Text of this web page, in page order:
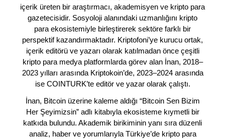
içerik üreten bir araştırmacı, akademisyen ve kripto para
gazetecisidir. Sosyoloji alanındaki uzmanlığını kripto
para ekosistemiyle birleştirerek sektöre farklı bir
perspektif kazandırmaktadır. Kriptofoni’ye kurucu ortak,
içerik editörü ve yazarı olarak katılmadan önce çeşitli
kripto para medya platformlarda görev alan İnan, 2018–
2023 yılları arasında Kriptokoin’de, 2023–2024 arasında
ise COINTURK’te editör ve yazar olarak çalıştı.
İnan, Bitcoin üzerine kaleme aldığı “Bitcoin Sen Bizim
Her Şeyimizsin” adlı kitabıyla ekosisteme kıymetli bir
katkıda bulundu. Akademik birikiminin yanı sıra düzenli
analiz, haber ve yorumlarıyla Türkiye’de kripto para